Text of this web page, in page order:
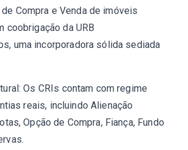
Compra e Venda de imóveis
coobrigação da URB
uma incorporadora sólida sediada
Os CRIs contam com regime
reais, incluindo Alienação
Opção de Compra, Fiança, Fundo